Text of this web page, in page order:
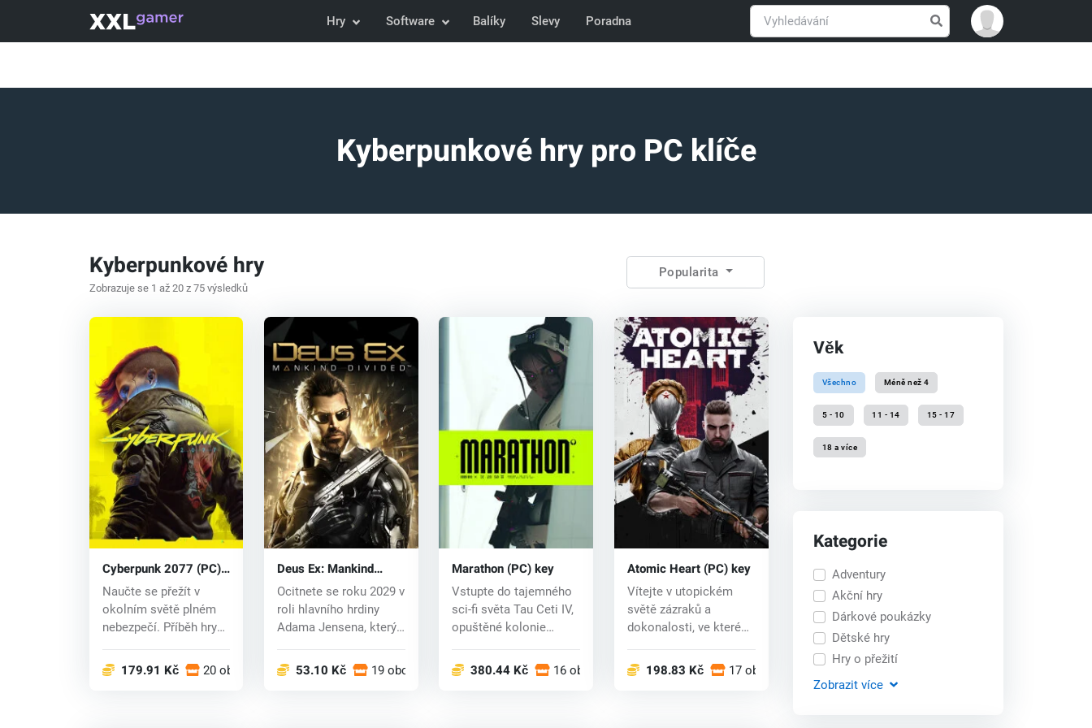
Hry Software Balíky Slevy Poradna
Kyberpunkové hry pro PC klíče
Kyberpunkové hry
Zobrazuje se 1 až 20 z 75 výsledků
Popularita
Cyberpunk 2077 (PC)
CD key
Naučte se přežít v
okolním světě plném
nebezpečí. Příběh hry
179.91 Kč 20 obchodech
Deus Ex: Mankind
Divided (PC) CD key
Ocitnete se roku 2029 v
roli hlavního hrdiny
Adama Jensena, který
53.10 Kč 19 obchodech
Marathon (PC) key
Vstupte do tajemného
sci-fi světa Tau Ceti IV,
opuštěné kolonie
380.44 Kč 16 obchodech
Atomic Heart (PC) key
Vítejte v utopickém
světě zázraků a
dokonalosti, ve kterém
198.83 Kč 17 obchodech
Věk
Všechno Méně než 4
5 - 10 11 - 14 15 - 17
18 a více
Kategorie
Adventury
Akční hry
Dárkové poukázky
Dětské hry
Hry o přežití
Zobrazit více